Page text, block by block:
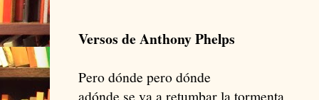
Versos de Anthony Phelps
Pero dónde pero dónde
adónde se va a retumbar la tormenta